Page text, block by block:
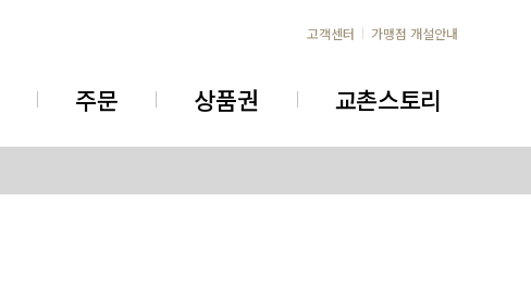
고객센터
가맹점 개설안내
주문 상품권 교촌스토리